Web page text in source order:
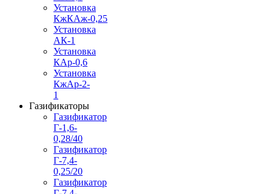
Установка
КжКАж-0,25
Установка
АК-1
Установка
КАр-0,6
Установка
КжАр-2-
1
Газификаторы
Газификатор
Г-1,6-
0,28/40
Газификатор
Г-7,4-
0,25/20
Газификатор